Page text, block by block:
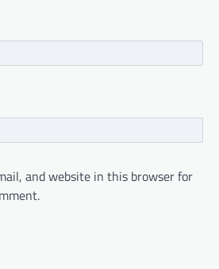
and website in this browser for